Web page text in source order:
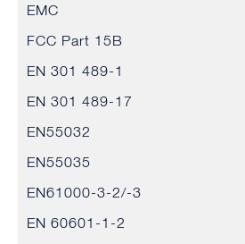
EMC
FCC Part 15B
EN 301 489-1
EN 301 489-17
EN55032
EN55035
EN61000-3-2/-3
EN 60601-1-2